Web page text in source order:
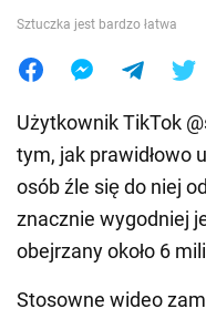
Jedzenie
Sztuczka jest bardzo łatwa
Użytkownik TikTok
tym, jak prawidłowo
osób źle się do niej
znacznie wygodniej
obejrzany około 6
Stosowne wideo